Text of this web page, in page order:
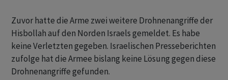
Zuvor hatte die Arme zwei weitere Drohnenangriffe der
Hisbollah auf den Norden Israels gemeldet. Es habe
keine Verletzten gegeben. Israelischen Presseberichten
zufolge hat die Armee bislang keine Lösung gegen diese
Drohnenangriffe gefunden.